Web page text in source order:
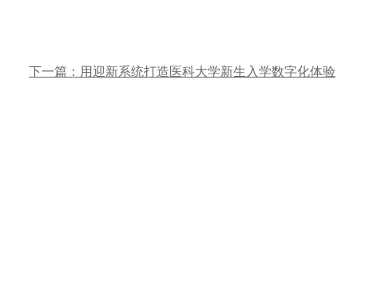
下一篇：用迎新系统打造医科大学新生入学数字化体验